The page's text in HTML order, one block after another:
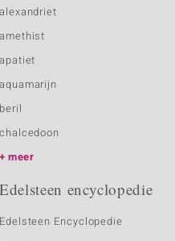
alexandriet
amethist
apatiet
aquamarijn
beril
chalcedoon
meer
Edelsteen encyclopedie
Edelsteen Encyclopedie